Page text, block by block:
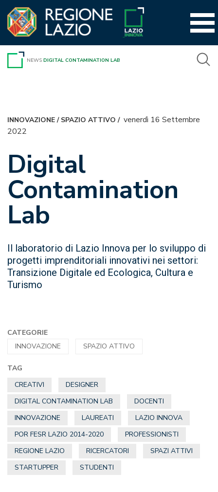
contenuto
NEWS DIGITAL CONTAMINATION LAB
INNOVAZIONE/ SPAZIO ATTIVO / venerdì 16 Settembre
2022
Digital
Contamination
Lab
Il laboratorio di Lazio Innova per lo sviluppo di
progetti imprenditoriali innovativi nei settori:
Transizione Digitale ed Ecologica, Cultura e
Turismo
CATEGORIE
INNOVAZIONE
SPAZIO ATTIVO
TAG
CREATIVI
DESIGNER
DIGITAL CONTAMINATION LAB
DOCENTI
INNOVAZIONE
LAUREATI
LAZIO INNOVA
POR FESR LAZIO 2014-2020
PROFESSIONISTI
REGIONE LAZIO
RICERCATORI
SPAZI ATTIVI
STARTUPPER
STUDENTI